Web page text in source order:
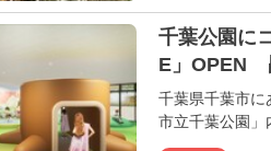
千葉公園に
E」OPEN
千葉県千葉市に
市立千葉公園」